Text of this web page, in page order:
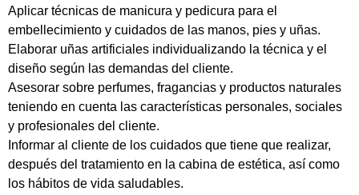
Aplicar técnicas de manicura y pedicura para el
embellecimiento y cuidados de las manos, pies y uñas.
Elaborar uñas artificiales individualizando la técnica y el
diseño según las demandas del cliente.
Asesorar sobre perfumes, fragancias y productos naturales
teniendo en cuenta las características personales, sociales
y profesionales del cliente.
Informar al cliente de los cuidados que tiene que realizar,
después del tratamiento en la cabina de estética, así como
los hábitos de vida saludables.